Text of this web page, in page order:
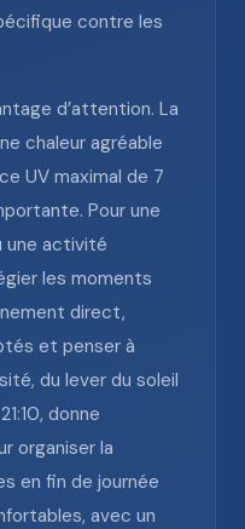
contre les
d’attention. La
chaleur agréable
UV maximal de 7
Pour une
une activité
les moments
direct,
et penser à
du lever du soleil
donne
organiser la
en fin de journée
avec un